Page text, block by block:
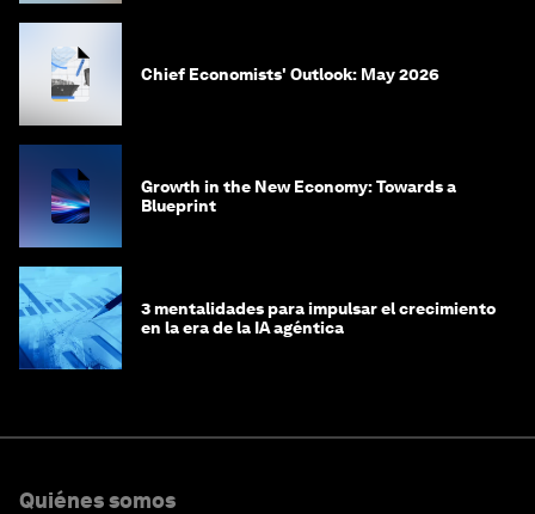
Chief Economists' Outlook: May 2026
Growth in the New Economy: Towards a
Blueprint
3 mentalidades para impulsar el crecimiento
en la era de la IA agéntica
Quiénes somos